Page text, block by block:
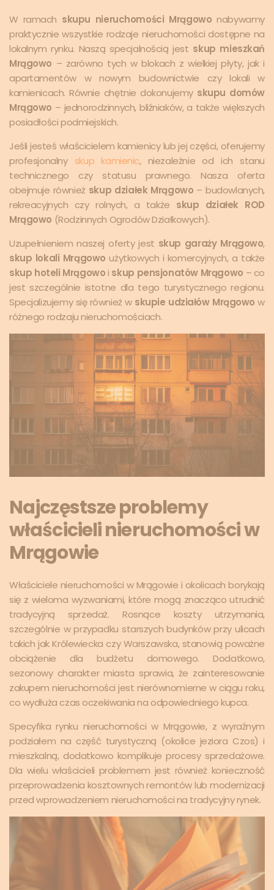
W ramach skupu nieruchomości Mrągowo nabywamy
praktycznie wszystkie rodzaje nieruchomości dostępne na
lokalnym rynku. Naszą specjalnością jest skup mieszkań
Mrągowo – zarówno tych w blokach z wielkiej płyty, jak i
apartamentów w nowym budownictwie czy lokali w
kamienicach. Równie chętnie dokonujemy skupu domów
Mrągowo – jednorodzinnych, bliźniaków, a także większych
posiadłości podmiejskich.
Jeśli jesteś właścicielem kamienicy lub jej części, oferujemy
profesjonalny skup kamienic, niezależnie od ich stanu
technicznego czy statusu prawnego. Nasza oferta
obejmuje również skup działek Mrągowo – budowlanych,
rekreacyjnych czy rolnych, a także skup działek ROD
Mrągowo (Rodzinnych Ogrodów Działkowych).
Uzupełnieniem naszej oferty jest skup garaży Mrągowo,
skup lokali Mrągowo użytkowych i komercyjnych, a także
skup hoteli Mrągowo i skup pensjonatów Mrągowo – co
jest szczególnie istotne dla tego turystycznego regionu.
Specjalizujemy się również w skupie udziałów Mrągowo w
różnego rodzaju nieruchomościach.
Najczęstsze problemy
właścicieli nieruchomości w
Mrągowie
Właściciele nieruchomości w Mrągowie i okolicach borykają
się z wieloma wyzwaniami, które mogą znacząco utrudnić
tradycyjną sprzedaż. Rosnące koszty utrzymania,
szczególnie w przypadku starszych budynków przy ulicach
takich jak Królewiecka czy Warszawska, stanowią poważne
obciążenie dla budżetu domowego. Dodatkowo,
sezonowy charakter miasta sprawia, że zainteresowanie
zakupem nieruchomości jest nierównomierne w ciągu roku,
co wydłuża czas oczekiwania na odpowiedniego kupca.
Specyfika rynku nieruchomości w Mrągowie, z wyraźnym
podziałem na część turystyczną (okolice jeziora Czos) i
mieszkalną, dodatkowo komplikuje procesy sprzedażowe.
Dla wielu właścicieli problemem jest również konieczność
przeprowadzenia kosztownych remontów lub modernizacji
przed wprowadzeniem nieruchomości na tradycyjny rynek.